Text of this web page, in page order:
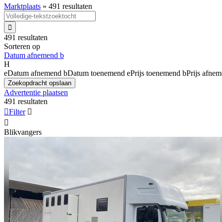
Marktplaats » 491 resultaten

491 resultaten
Sorteren op
Datum afnemend b
H
eDatum afnemend bDatum toenemend ePrijs toenemend bPrijs
Zoekopdracht opslaan
Advertentie plaatsen
491 resultaten
Filter 

Blikvangers